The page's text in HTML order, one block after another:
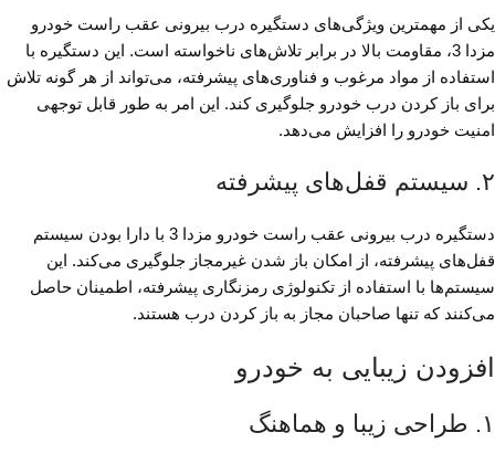
یکی از مهمترین ویژگی‌های دستگیره درب بیرونی عقب راست خودرو
مزدا 3، مقاومت بالا در برابر تلاش‌های ناخواسته است. این دستگیره با
استفاده از مواد مرغوب و فناوری‌های پیشرفته، می‌تواند از هر گونه تلاش
برای باز کردن درب خودرو جلوگیری کند. این امر به طور قابل توجهی
امنیت خودرو را افزایش می‌دهد.
۲. سیستم قفل‌های پیشرفته
دستگیره درب بیرونی عقب راست خودرو مزدا 3 با دارا بودن سیستم
قفل‌های پیشرفته، از امکان باز شدن غیرمجاز جلوگیری می‌کند. این
سیستم‌ها با استفاده از تکنولوژی رمزنگاری پیشرفته، اطمینان حاصل
می‌کنند که تنها صاحبان مجاز به باز کردن درب هستند.
افزودن زیبایی به خودرو
۱. طراحی زیبا و هماهنگ